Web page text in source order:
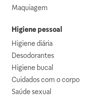
Maquiagem
Higiene pessoal
Higiene diária
Desodorantes
Higiene bucal
Cuidados com o corpo
Saúde sexual